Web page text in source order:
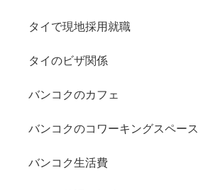
タイで現地採用就職
タイのビザ関係
バンコクのカフェ
バンコクのコワーキングスペース
バンコク生活費